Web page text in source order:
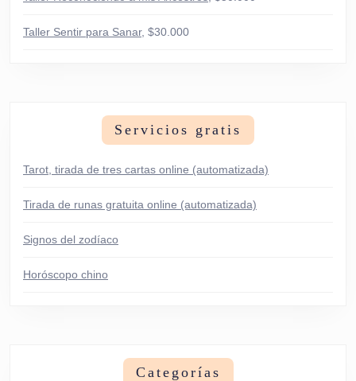
Taller Sentir para Sanar, $30.000
Servicios gratis
Tarot, tirada de tres cartas online (automatizada)
Tirada de runas gratuita online (automatizada)
Signos del zodíaco
Horóscopo chino
Categorías